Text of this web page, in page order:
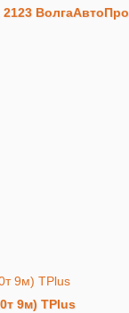
2123
9м) TРlus